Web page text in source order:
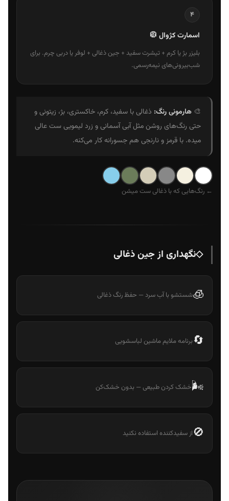
۴
اسمارت کژوال 🧥
بلیزر بژ یا کرم + تیشرت سفید + جین ذغالی + لوفر یا دربی چرم. برای
شب‌بیرونی‌های نیمه‌رسمی.
🎨 هارمونی رنگ: ذغالی با سفید، کرم، خاکستری، بژ، زیتونی و
حتی رنگ‌های روشن مثل آبی آسمانی و زرد لیمویی ست عالی
میده. با قرمز و نارنجی هم جسورانه کار می‌کنه.
← رنگ‌هایی که با ذغالی ست میشن
◇نگهداری از جین ذغالی
🧊شستشو با آب سرد — حفظ رنگ ذغالی
🔄برنامه ملایم ماشین لباسشویی
🌬️خشک کردن طبیعی — بدون خشک‌کن
🚫از سفیدکننده استفاده نکنید